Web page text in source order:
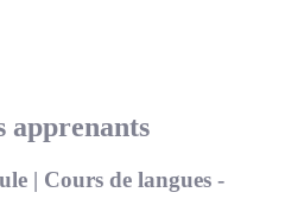
apprenants
| Cours de langues -